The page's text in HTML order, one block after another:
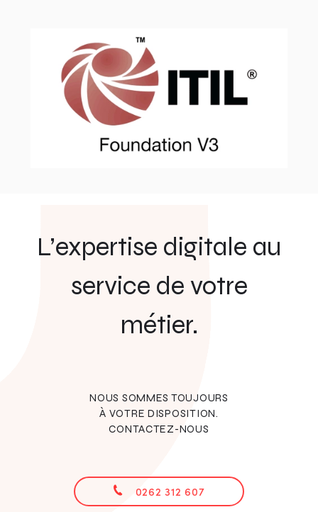
L’expertise digitale au
service de votre
métier.
NOUS SOMMES TOUJOURS
À VOTRE DISPOSITION.
CONTACTEZ-NOUS
0262 312 607